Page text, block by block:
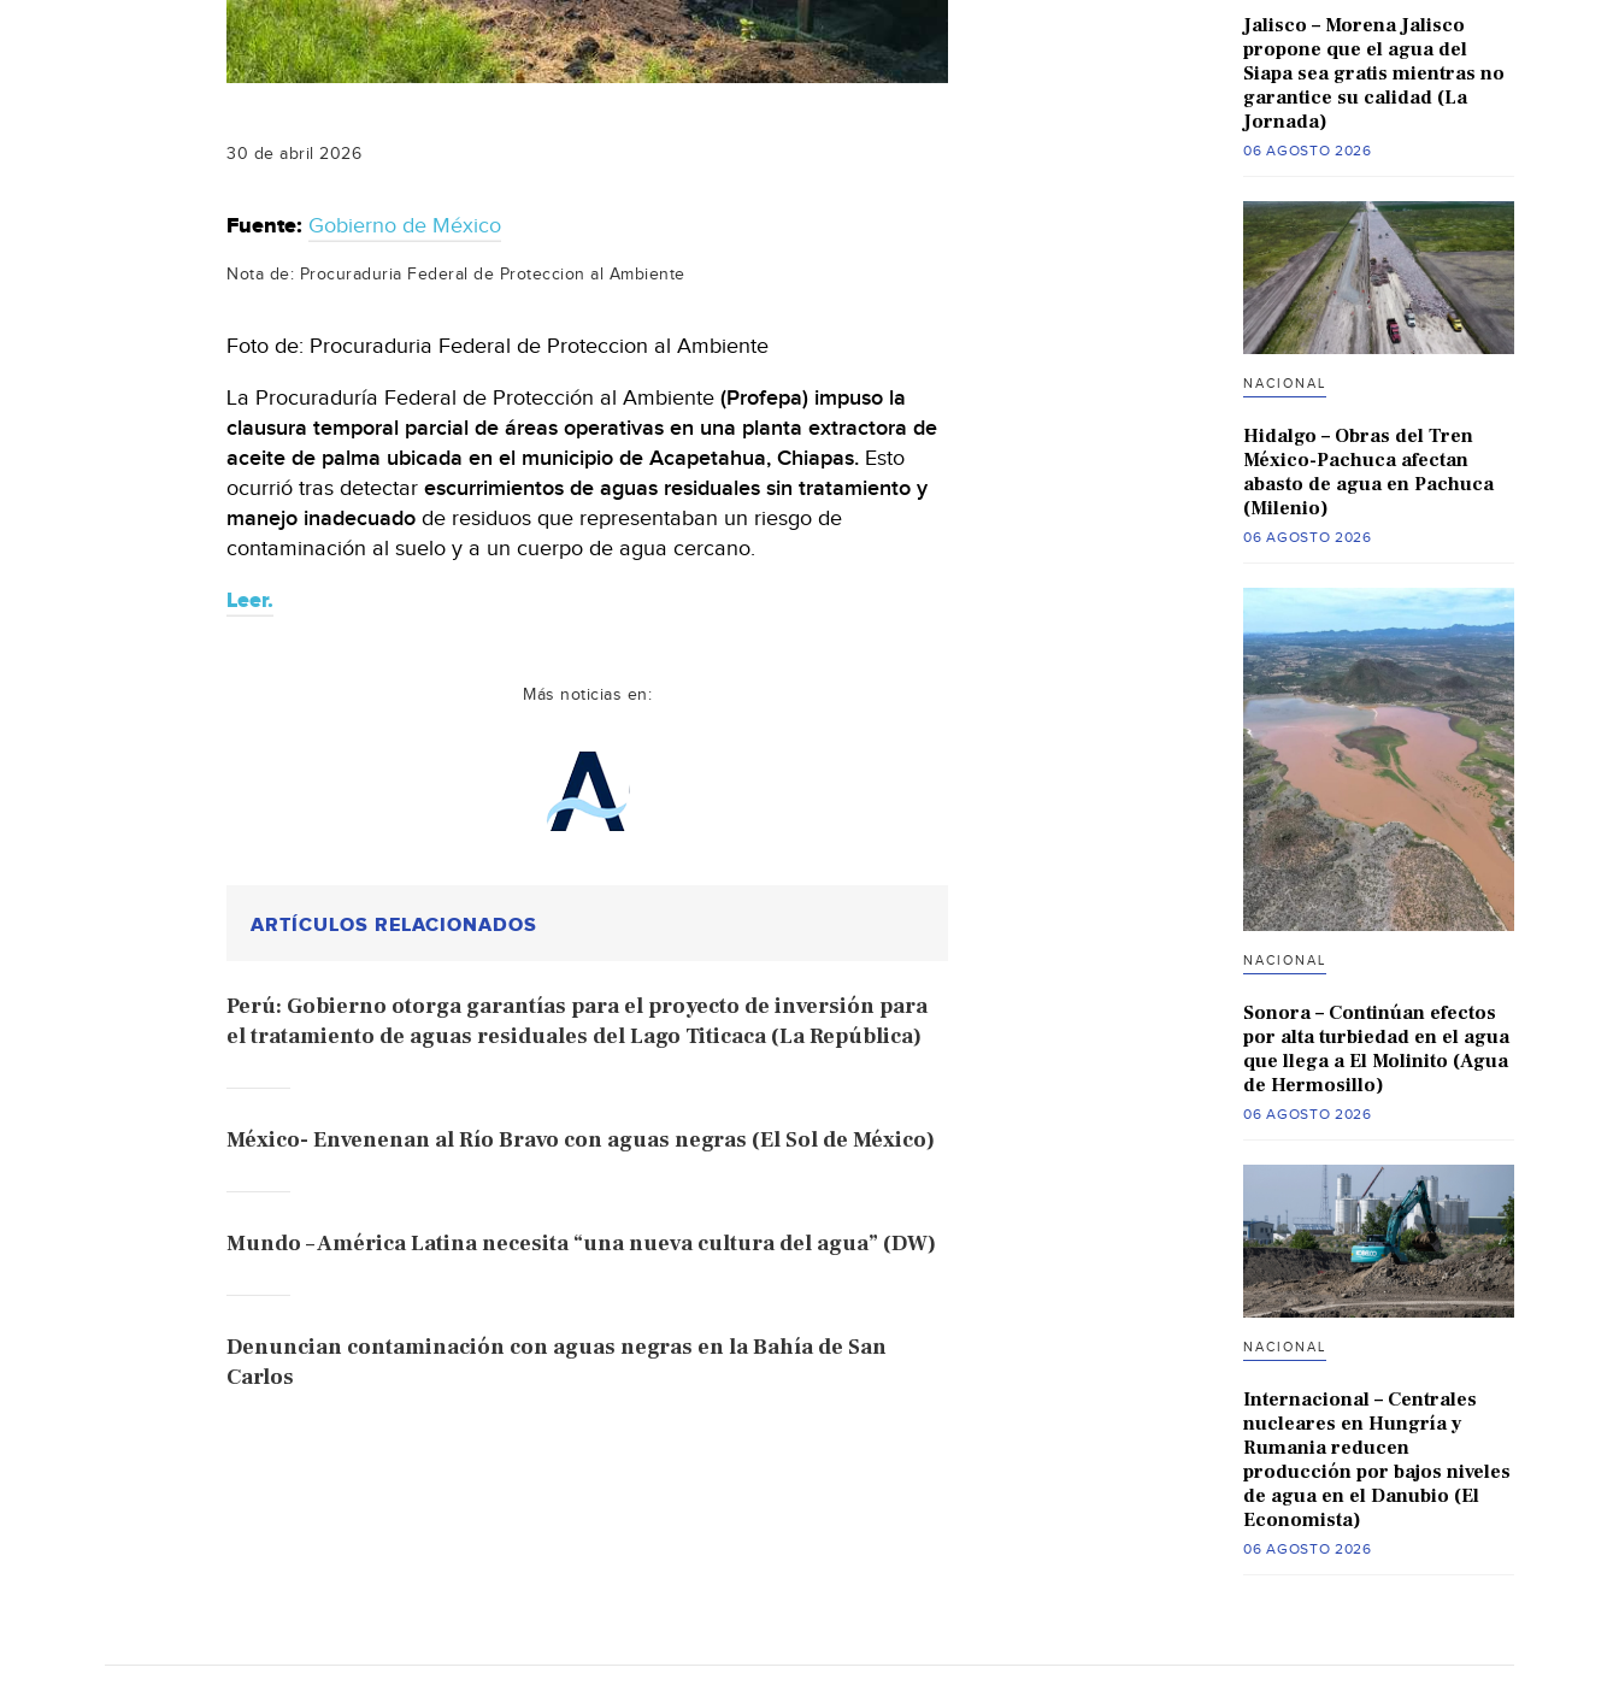
30 de abril 2026
Fuente: Gobierno de México
Nota de: Procuraduria Federal de Proteccion al Ambiente
Foto de: Procuraduria Federal de Proteccion al Ambiente
La Procuraduría Federal de Protección al Ambiente (Profepa) impuso la
clausura temporal parcial de áreas operativas en una planta extractora de
aceite de palma ubicada en el municipio de Acapetahua, Chiapas. Esto
ocurrió tras detectar escurrimientos de aguas residuales sin tratamiento y
manejo inadecuado de residuos que representaban un riesgo de
contaminación al suelo y a un cuerpo de agua cercano.
Leer.
Más noticias en:
ARTÍCULOS RELACIONADOS
Perú: Gobierno otorga garantías para el proyecto de inversión para
el tratamiento de aguas residuales del Lago Titicaca (La República)
México- Envenenan al Río Bravo con aguas negras (El Sol de México)
Mundo – América Latina necesita “una nueva cultura del agua” (DW)
Denuncian contaminación con aguas negras en la Bahía de San
Carlos
Jalisco – Morena Jalisco
propone que el agua del
Siapa sea gratis mientras no
garantice su calidad (La
Jornada)
06 AGOSTO 2026
NACIONAL
Hidalgo – Obras del Tren
México-Pachuca afectan
abasto de agua en Pachuca
(Milenio)
06 AGOSTO 2026
NACIONAL
Sonora – Continúan efectos
por alta turbiedad en el agua
que llega a El Molinito (Agua
de Hermosillo)
06 AGOSTO 2026
NACIONAL
Internacional – Centrales
nucleares en Hungría y
Rumania reducen
producción por bajos niveles
de agua en el Danubio (El
Economista)
06 AGOSTO 2026